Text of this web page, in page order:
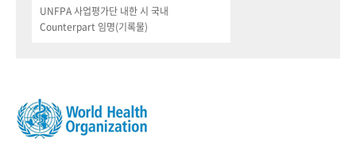
UNFPA 사업평가단 내한 시 국내
Counterpart 임명(기록물)